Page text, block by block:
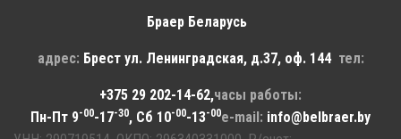
Браер Беларусь
адрес: Брест ул. Ленинградская, д.37, оф. 144 тел:
+375 29 202-14-62,часы работы:
Пн-Пт 9-00-17-30, Сб 10-00-13-00e-mail: info@belbraer.by